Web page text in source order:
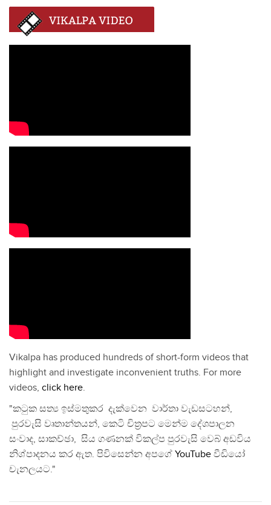
Vikalpa has produced hundreds of short-form videos that
highlight and investigate inconvenient truths. For more
videos, click here.
"කටුක සත්‍ය ඉස්මතුකර දැක්වෙන වාර්තා වැඩසටහන්,
පුරවැසි වෘතාන්තයන්, කෙටි චිත්‍රපට මෙන්ම දේශපාලන
සංවාද, සාකච්ඡා, සිය ගණනක් විකල්ප පුරවැසි වෙබ් අඩවිය
නිශ්පාදනය කර ඇත. පිවිසෙන්න අපගේ YouTube වීඩියෝ
චැනලයට."